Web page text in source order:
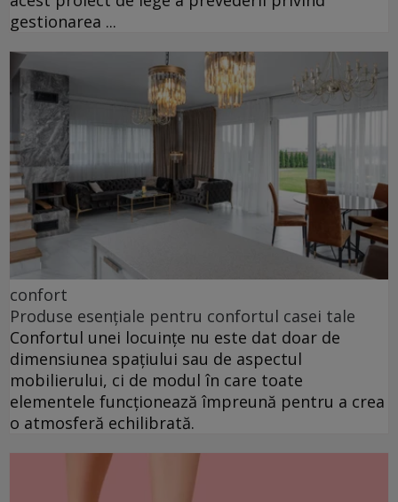
gestionarea ...
confort
Produse esențiale pentru confortul casei tale
Confortul unei locuințe nu este dat doar de
dimensiunea spațiului sau de aspectul
mobilierului, ci de modul în care toate
elementele funcționează împreună pentru a crea
o atmosferă echilibrată.